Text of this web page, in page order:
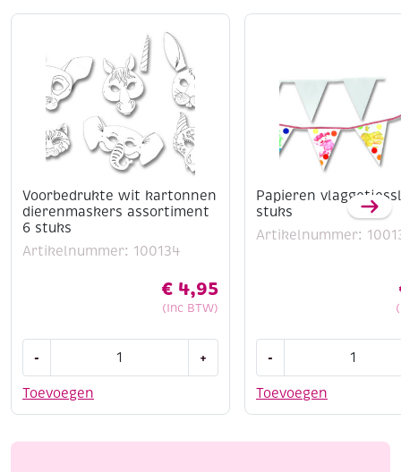
Voorbedrukte wit kartonnen
dierenmaskers assortiment
6 stuks
Artikelnummer: 100134
€ 4,95
(Inc BTW)
Toevoegen
-
kartonnen
6
+
Papieren
stuks
Artikelnummer:
Toevoegen
-
vlaggetjesslinger
2